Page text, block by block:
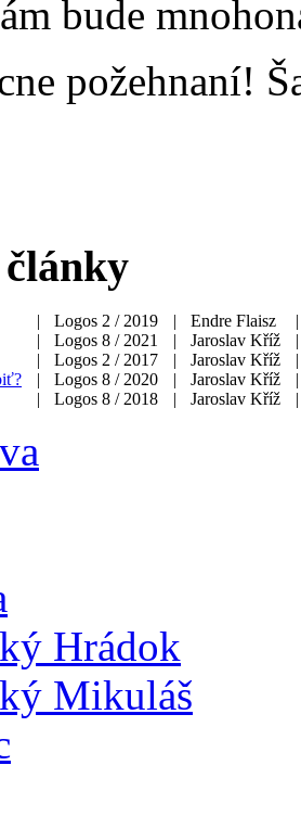
bude
požehnaní!
články
| Logos 2 / 2019 | Endre Flaisz
|
| Logos 8 / 2021 | Jaroslav Kříž
|
| Logos 2 / 2017 | Jaroslav Kříž
|
| Logos 8 / 2020 | Jaroslav Kříž
|
| Logos 8 / 2018 | Jaroslav Kříž |
Hrádok
Mikuláš